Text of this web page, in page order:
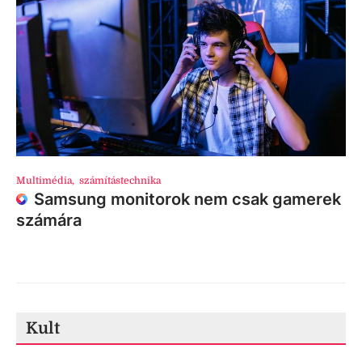
Multimédia, számítástechnika
Samsung monitorok nem csak gamerek
számára
Kult